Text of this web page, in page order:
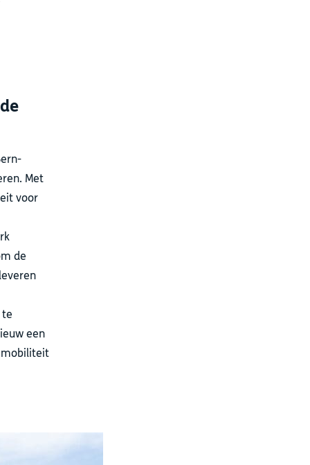
Met
voor
de
te
een
mobiliteit